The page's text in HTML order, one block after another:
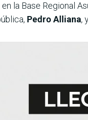
la Base Regional
Pedro Alliana,